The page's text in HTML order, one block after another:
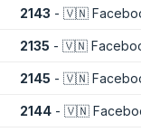
2143 - 🇻🇳
2135 - 🇻🇳
2145 - 🇻🇳
2144 - 🇻🇳